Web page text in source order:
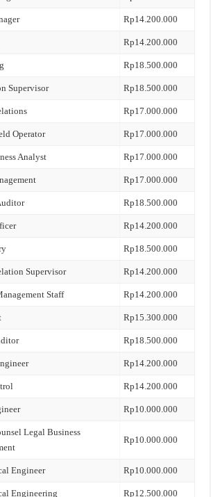
Rp14.200.000
Rp14.200.000
Rp18.500.000
Supervisor Rp18.500.000
Rp17.000.000
Operator Rp17.000.000
Analyst Rp17.000.000
Rp17.000.000
Rp18.500.000
Rp14.200.000
Rp18.500.000
Supervisor Rp14.200.000
Staff Rp14.200.000
Rp15.300.000
Rp18.500.000
Rp14.200.000
Rp14.200.000
Rp10.000.000
Legal Business
Rp10.000.000
Engineer Rp10.000.000
Engineering Rp12.500.000